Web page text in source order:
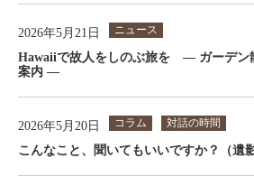
2026年5月21日 ニュース
Hawaiiで故人をしのぶ旅を ― ガーデン
案内 ―
2026年5月20日 コラム 対話の時間
こんなこと、聞いてもいいですか？（遺影